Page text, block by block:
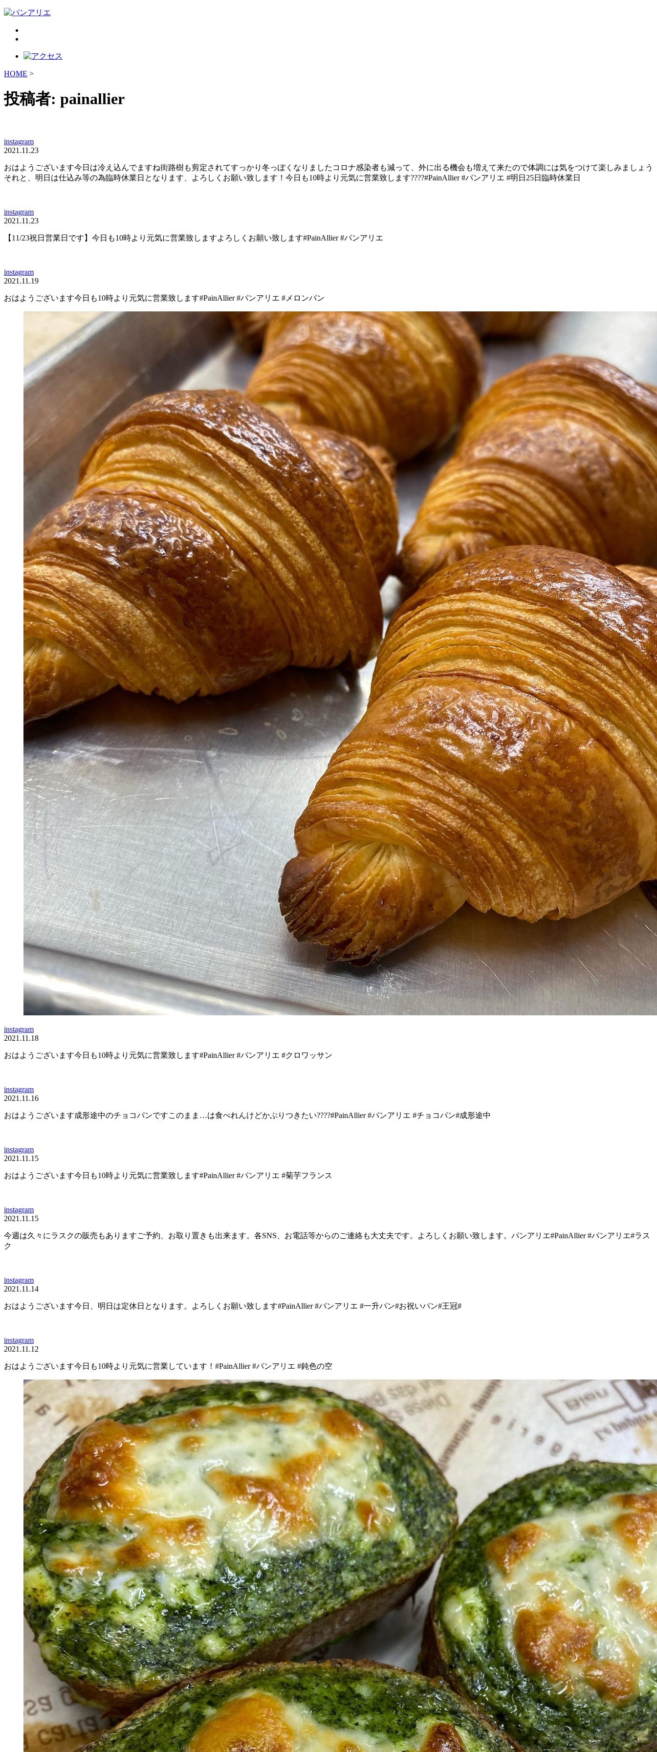
HOME >
投稿者: painallier
instagram
2021.11.23
おはようございます今日は冷え込んでますね️街路樹も剪定されてすっかり冬っぽくなりました️コロナ感染者も減って、外に出る機会も増えて来たので体調には気をつけて楽しみましょう
それと、明日は仕込み等の為臨時休業日となります、よろしくお願い致します！今日も10時より元気に営業致します????#PainAllier #パンアリエ #明日25日臨時休業日
instagram
2021.11.23
【11/23祝日️営業日です】今日も10時より元気に営業致します️よろしくお願い致します️#PainAllier #パンアリエ
instagram
2021.11.19
おはようございます️今日も10時より元気に営業致します️#PainAllier #パンアリエ #メロンパン
instagram
2021.11.18
おはようございます️今日も10時より元気に営業致します️#PainAllier #パンアリエ #クロワッサン
instagram
2021.11.16
おはようございます成形途中のチョコパンです️このまま…は食べれんけどかぶりつきたい????#PainAllier #パンアリエ #チョコパン#成形途中
instagram
2021.11.15
おはようございます今日も10時より元気に営業致します️#PainAllier #パンアリエ #菊芋フランス
instagram
2021.11.15
今週は久々にラスクの販売もあります️ご予約、お取り置きも出来ます。各SNS、お電話等からのご連絡も大丈夫です。よろしくお願い致します。パンアリエ#PainAllier #パンアリエ#ラス
ク
instagram
2021.11.14
おはようございます️今日、明日は定休日となります。よろしくお願い致します#PainAllier #パンアリエ #一升パン#お祝いパン#王冠#
instagram
2021.11.12
おはようございます今日も10時より元気に営業しています！#PainAllier #パンアリエ #鈍色の空